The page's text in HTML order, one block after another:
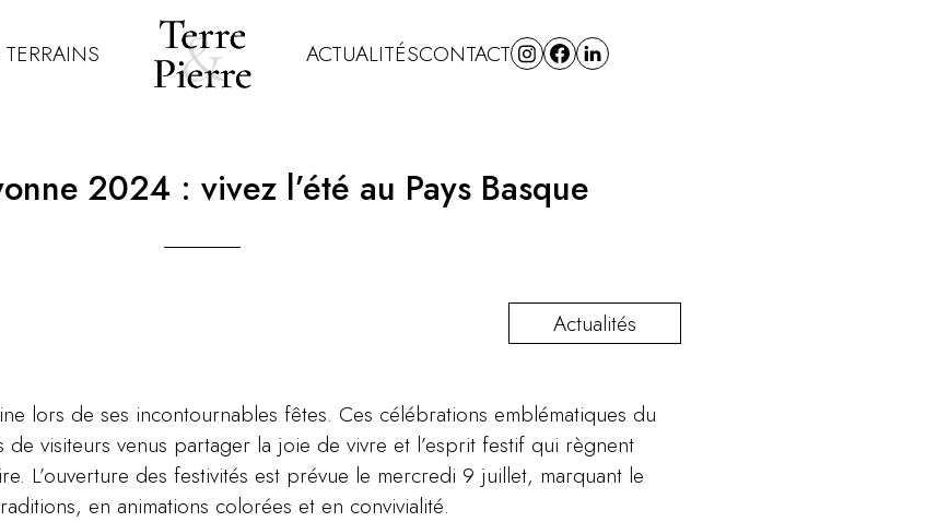
ACTUALITÉSCONTACT
2024 : vivez l’été au Pays Basque
Actualités
lors de ses incontournables fêtes. Ces célébrations emblématiques du
de visiteurs venus partager la joie de vivre et l’esprit festif qui règnent
L’ouverture des festivités est prévue le mercredi 9 juillet, marquant le
en animations colorées et en convivialité.